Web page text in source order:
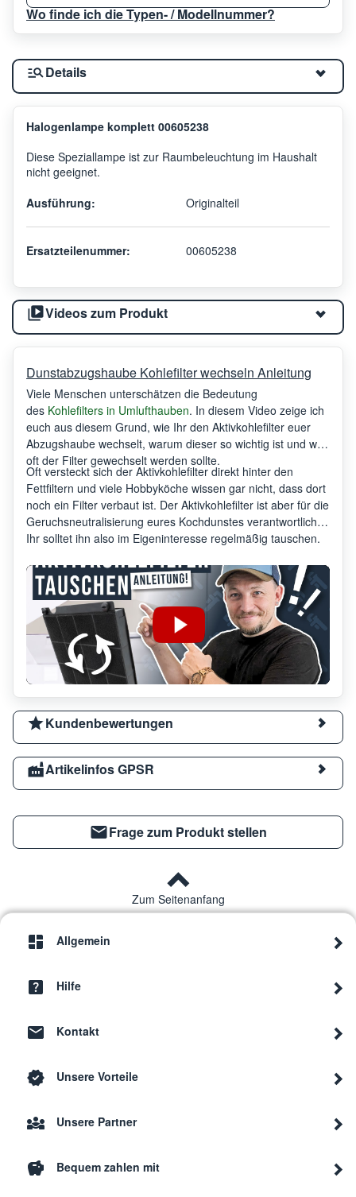
Wo finde ich die Typen- / Modellnummer?
Details
Halogenlampe komplett 00605238
Diese Speziallampe ist zur Raumbeleuchtung im Haushalt
nicht geeignet.
Ausführung:
Originalteil
Ersatzteilenummer: 00605238
Videos zum Produkt
Dunstabzugshaube Kohlefilter wechseln Anleitung
Viele Menschen unterschätzen die Bedeutung
des Kohlefilters in Umlufthauben. In diesem Video zeige ich
euch aus diesem Grund, wie Ihr den Aktivkohlefilter euer
Abzugshaube wechselt, warum dieser so wichtig ist und wie
oft der Filter gewechselt werden sollte.
Oft versteckt sich der Aktivkohlefilter direkt hinter den
Fettfiltern und viele Hobbyköche wissen gar nicht, dass dort
noch ein Filter verbaut ist. Der Aktivkohlefilter ist aber für die
Geruchsneutralisierung eures Kochdunstes verantwortlich.
Ihr solltet ihn also im Eigeninteresse regelmäßig tauschen.
Kundenbewertungen
Artikelinfos GPSR
Frage zum Produkt stellen
Zum Seitenanfang
Allgemein
Hilfe
Kontakt
Unsere Vorteile
Unsere Partner
Bequem zahlen mit